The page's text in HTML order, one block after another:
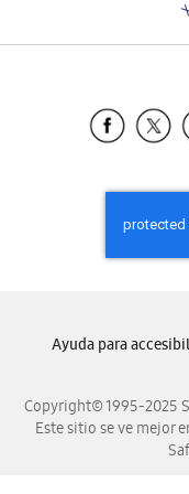
Copyright© 1995-2025
Este sitio se ve mejor
Ayuda para